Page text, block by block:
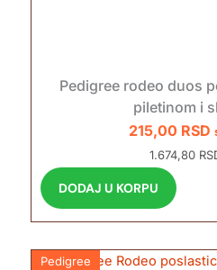
Pedigree rodeo duos
piletinom i
215,00 RSD
1.674,80
DODAJ U KORPU
Pedigree